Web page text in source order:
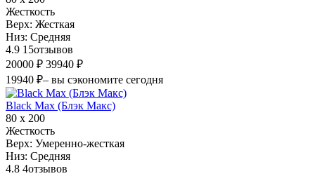
Жесткость
Верх: Жесткая
Низ: Средняя
4.9 15отзывов
20000 ₽ 39940 ₽
19940 ₽– вы сэкономите сегодня
Black Max (Блэк Макс)
80 х 200
Жесткость
Верх: Умеренно-жесткая
Низ: Средняя
4.8 4отзывов